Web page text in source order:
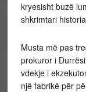
kryesisht buzë
shkrimtari
Musta më pas
prokuror i
vdekje i
një fabrikë për